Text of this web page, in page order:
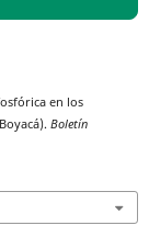
en los
Boletín